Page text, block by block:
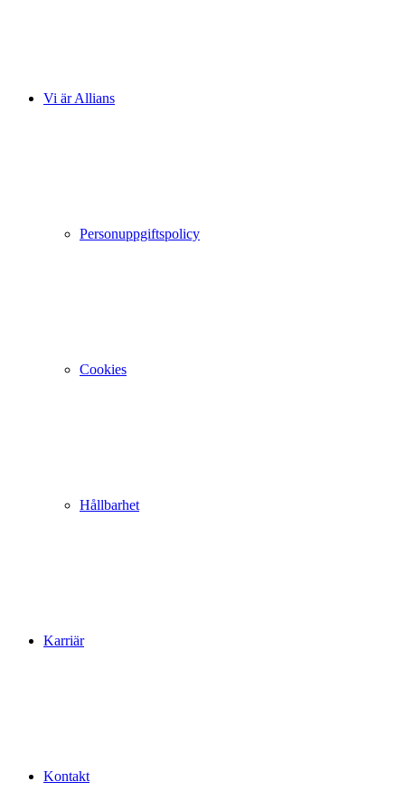
Vi är Allians
Personuppgiftspolicy
Cookies
Hållbarhet
Karriär
Kontakt